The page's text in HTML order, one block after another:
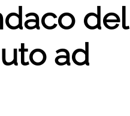
ad